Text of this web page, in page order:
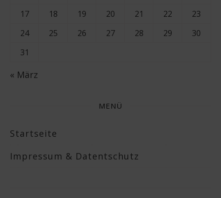
17
18 19 20 21 22
23
24
25 26 27 28 29
30
31
« März
MENÜ
Startseite
Impressum & Datentschutz